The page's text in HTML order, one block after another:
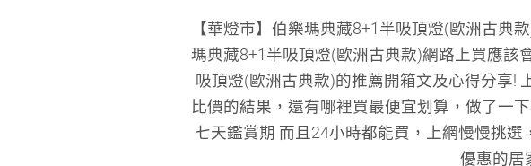
【華燈市】伯樂瑪典藏8+1半吸頂燈(歐洲古典
瑪典藏8+1半吸頂燈(歐洲古典款)網路上買應該
吸頂燈(歐洲古典款)的推薦開箱文及心得分享!
比價的結果，還有哪裡買最便宜划算，做了一
七天鑑賞期 而且24小時都能買，上網慢慢挑
優惠的居